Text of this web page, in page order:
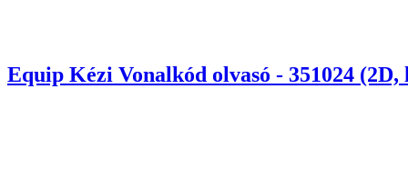
Equip Kézi Vonalkód olvasó - 351024